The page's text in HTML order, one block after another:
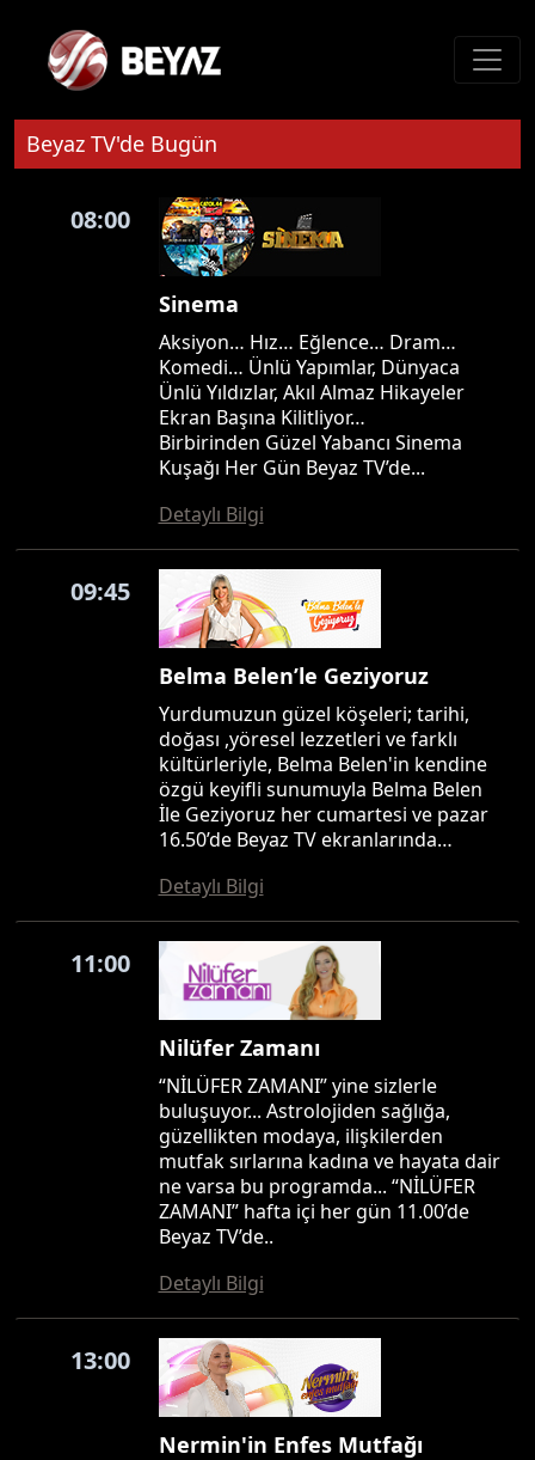
Beyaz TV'de Bugün
08:00
Sinema
Aksiyon… Hız… Eğlence… Dram…
Komedi… Ünlü Yapımlar, Dünyaca
Ünlü Yıldızlar, Akıl Almaz Hikayeler
Ekran Başına Kilitliyor…
Birbirinden Güzel Yabancı Sinema
Kuşağı Her Gün Beyaz TV’de...
Detaylı Bilgi
09:45
Belma Belen’le Geziyoruz
Yurdumuzun güzel köşeleri; tarihi,
doğası ,yöresel lezzetleri ve farklı
kültürleriyle, Belma Belen'in kendine
özgü keyifli sunumuyla Belma Belen
İle Geziyoruz her cumartesi ve pazar
16.50’de Beyaz TV ekranlarında…
Detaylı Bilgi
11:00
Nilüfer Zamanı
“NİLÜFER ZAMANI” yine sizlerle
buluşuyor... Astrolojiden sağlığa,
güzellikten modaya, ilişkilerden
mutfak sırlarına kadına ve hayata dair
ne varsa bu programda... “NİLÜFER
ZAMANI” hafta içi her gün 11.00’de
Beyaz TV’de..
Detaylı Bilgi
13:00
Nermin'in Enfes Mutfağı